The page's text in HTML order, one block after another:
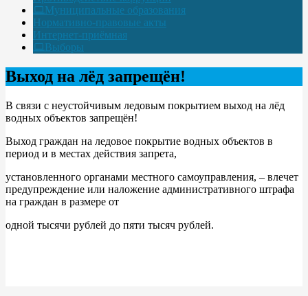
Муниципальные образования
Нормативно-правовые акты
Интернет-приёмная
Выборы
Выход на лëд запрещëн!
В связи с неустойчивым ледовым покрытием выход на лёд
водных объектов запрещён!
Выход граждан на ледовое покрытие водных объектов в
период и в местах действия запрета,
установленного органами местного самоуправления, – влечет
предупреждение или наложение административного штрафа
на граждан в размере от
одной тысячи рублей до пяти тысяч рублей.